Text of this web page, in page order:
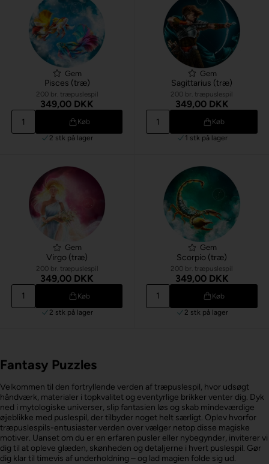
Gem
Pisces (træ)
200 br. træpuslespil
349,00 DKK
Køb
2 stk på lager
Gem
Sagittarius (træ)
200 br. træpuslespil
349,00 DKK
Køb
1 stk på lager
Gem
Virgo (træ)
200 br. træpuslespil
349,00 DKK
Køb
2 stk på lager
Gem
Scorpio (træ)
200 br. træpuslespil
349,00 DKK
Køb
2 stk på lager
Fantasy Puzzles
Velkommen til den fortryllende verden af træpuslespil, hvor udsøgt
håndværk, materialer i topkvalitet og eventyrlige brikker venter dig. Dyk
ned i mytologiske universer, slip fantasien løs og skab mindeværdige
øjeblikke med puslespil, der tilbyder noget helt særligt. Oplev hvorfor
træpuslespils-entusiaster verden over vælger netop disse magiske
motiver. Uanset om du er en erfaren pusler eller nybegynder, inviterer vi
dig til at opleve glæden, skønheden og detaljerne i hvert puslespil. Gør
dig klar til timevis af underholdning – og lad magien folde sig ud.